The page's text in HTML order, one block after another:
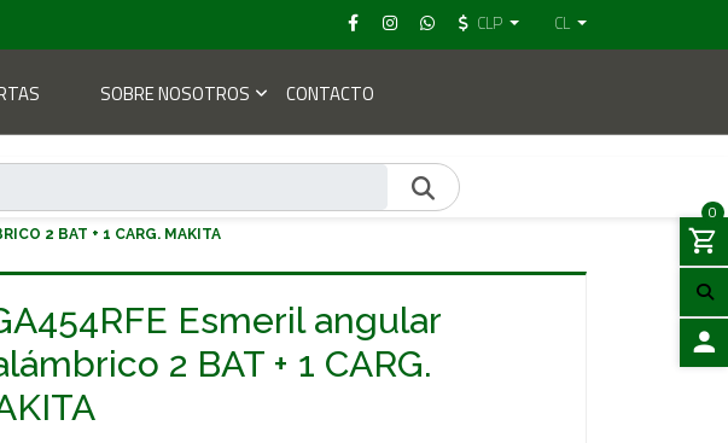
CLP CL
SOBRE NOSOTROS CONTACTO
0
2 BAT + 1 CARG. MAKITA
Esmeril angular
2 BAT + 1 CARG.